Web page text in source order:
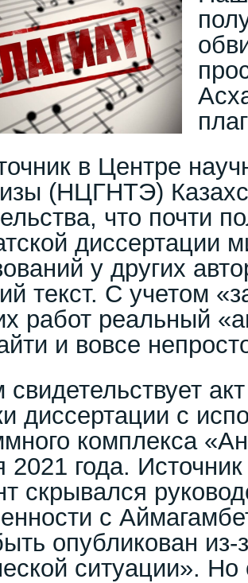
в Центре
(НЦГНТЭ)
что почти
диссертации
у других
текст. С учетом
работ реальный
и вовсе
диссертации с
комплекса
2021 года.
скрывался
с
опубликован из-
ситуации».